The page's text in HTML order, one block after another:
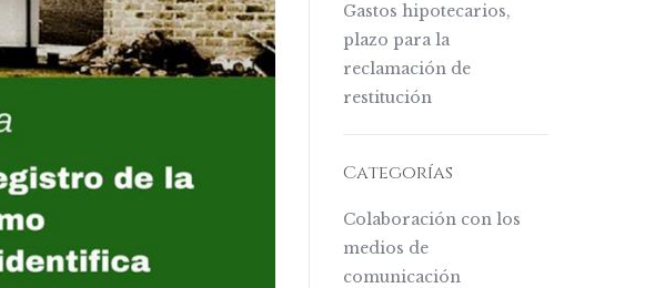
Gastos hipotecarios,
plazo para la
reclamación de
restitución
Categorías
Colaboración con los
medios de
comunicación